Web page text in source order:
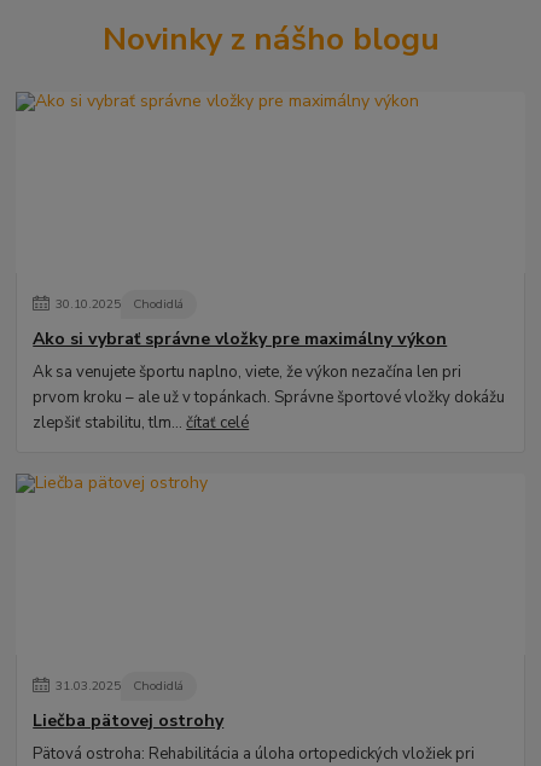
Novinky z nášho blogu
30.10.2025 Chodidlá
Ako si vybrať správne vložky pre maximálny výkon
Ak sa venujete športu naplno, viete, že výkon nezačína len pri
prvom kroku – ale už v topánkach. Správne športové vložky dokážu
zlepšiť stabilitu, tlm...čítať celé
31.03.2025 Chodidlá
Liečba pätovej ostrohy
Pätová ostroha: Rehabilitácia a úloha ortopedických vložiek pri